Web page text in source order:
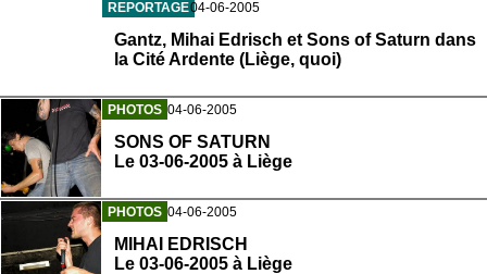
REPORTAGE04-06-2005
Gantz, Mihai Edrisch et Sons of Saturn dans
la Cité Ardente (Liège, quoi)
PHOTOS 04-06-2005
SONS OF SATURN
Le 03-06-2005 à Liège
PHOTOS 04-06-2005
MIHAI EDRISCH
Le 03-06-2005 à Liège